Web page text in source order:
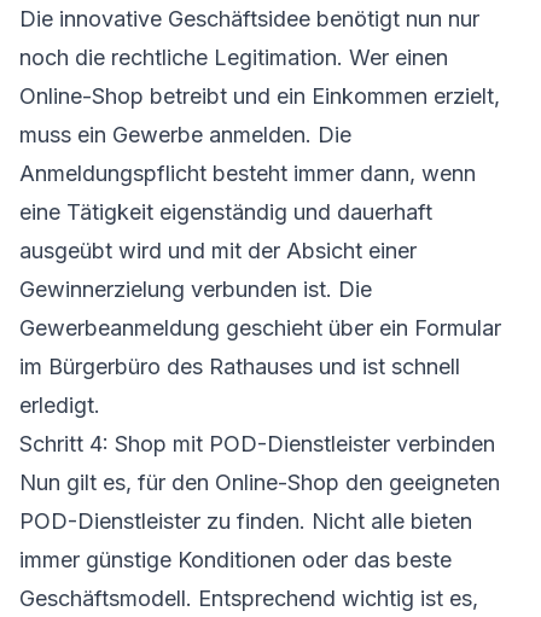
Die innovative Geschäftsidee benötigt nun nur
noch die rechtliche Legitimation. Wer einen
Online-Shop betreibt und ein Einkommen erzielt,
muss ein Gewerbe anmelden. Die
Anmeldungspflicht besteht immer dann, wenn
eine Tätigkeit eigenständig und dauerhaft
ausgeübt wird und mit der Absicht einer
Gewinnerzielung verbunden ist. Die
Gewerbeanmeldung geschieht über ein Formular
im Bürgerbüro des Rathauses und ist schnell
erledigt.
Schritt 4: Shop mit POD-Dienstleister verbinden
Nun gilt es, für den Online-Shop den geeigneten
POD-Dienstleister zu finden. Nicht alle bieten
immer günstige Konditionen oder das beste
Geschäftsmodell. Entsprechend wichtig ist es,